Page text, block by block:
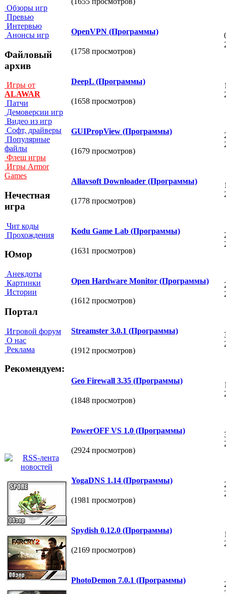
Обзоры игр
Превью
Интервью
Анонсы игр
Файловый
архив
Игры от
ALAWAR
Патчи
Демоверсии игр
Видео из игр
Софт, драйверы
Популярные
файлы
Флеш игры
Игры Armor
Games
Нечестная
игра
Чит коды
Прохождения
Юмор
Анекдоты
Картинки
Истории
Портал
Игровой форум
О нас
Реклама
Рекомендуем:
OpenVPN (Программы)
(1758 просмотров)
DeepL (Программы)
(1658 просмотров)
GUIPropView (Программы)
(1679 просмотров)
Allavsoft Downloader (Программы)
(1778 просмотров)
Kodu Game Lab (Программы)
(1631 просмотров)
Open Hardware Monitor (Программы)
(1612 просмотров)
Streamster 3.0.1 (Программы)
(1912 просмотров)
Geo Firewall 3.35 (Программы)
(1848 просмотров)
PowerOFF VS 1.0 (Программы)
(2924 просмотров)
YogaDNS 1.14 (Программы)
(1981 просмотров)
Spydish 0.12.0 (Программы)
(2169 просмотров)
PhotoDemon 7.0.1 (Программы)